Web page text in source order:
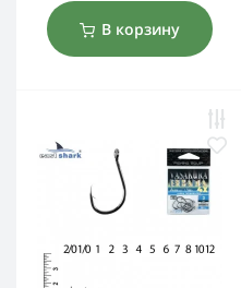
В корзину